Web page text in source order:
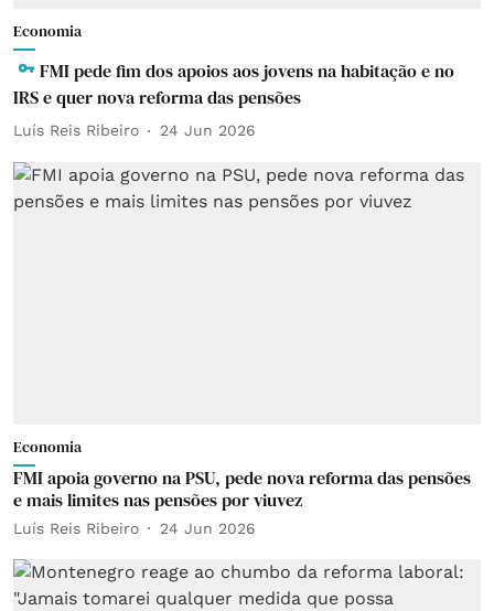
Economia
FMI pede fim dos apoios aos jovens na habitação e no
IRS e quer nova reforma das pensões
Luís Reis Ribeiro 24 Jun 2026
Economia
FMI apoia governo na PSU, pede nova reforma das pensões
e mais limites nas pensões por viuvez
Luís Reis Ribeiro 24 Jun 2026